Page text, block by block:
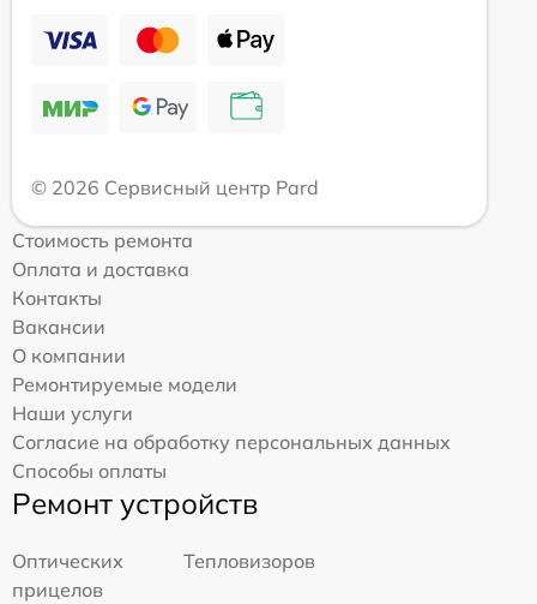
© 2026 Сервисный центр Pard
Стоимость ремонта
Оплата и доставка
Контакты
Вакансии
О компании
Ремонтируемые модели
Наши услуги
Согласие на обработку персональных данных
Способы оплаты
Ремонт устройств
Оптических
прицелов
Тепловизоров